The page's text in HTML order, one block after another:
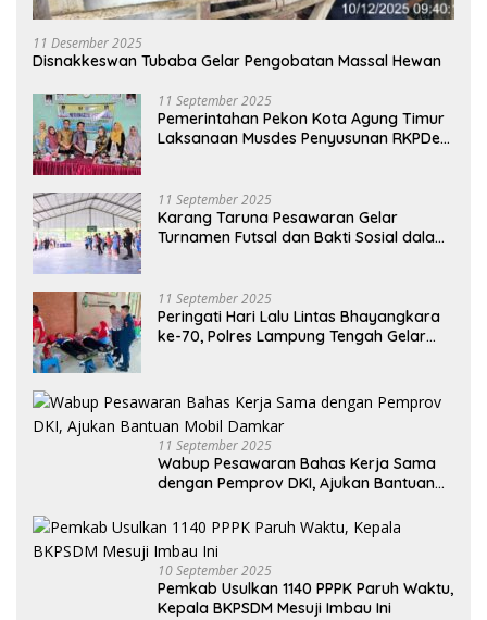
11 Desember 2025
Disnakkeswan Tubaba Gelar Pengobatan Massal Hewan
11 September 2025
Pemerintahan Pekon Kota Agung Timur
Laksanaan Musdes Penyusunan RKPDes
11 September 2025
Karang Taruna Pesawaran Gelar
Turnamen Futsal dan Bakti Sosial dalam
11 September 2025
Peringati Hari Lalu Lintas Bhayangkara
ke-70, Polres Lampung Tengah Gelar
11 September 2025
Wabup Pesawaran Bahas Kerja Sama
dengan Pemprov DKI, Ajukan Bantuan
10 September 2025
Pemkab Usulkan 1140 PPPK Paruh Waktu,
Kepala BKPSDM Mesuji Imbau Ini